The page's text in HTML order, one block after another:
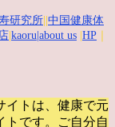
研究所 中国健康体
kaoru |about us HP
イトは、健康で元
です。
ご自分自